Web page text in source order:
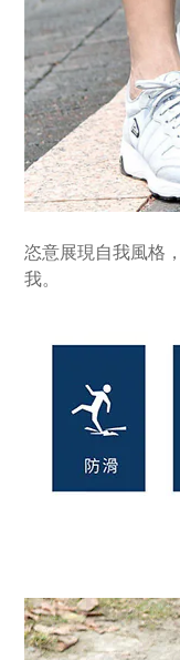
恣意展現自我風格
我。